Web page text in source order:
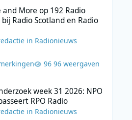
and More op 192 Radio
Radio Scotland en Radio
in Radionieuws
96 weergaven
week 31 2026: NPO
RPO Radio
in Radionieuws